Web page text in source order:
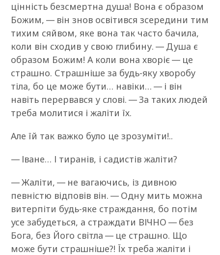
цінність безсмертна душа! Вона є образом
Божим, — він знов освітився зсередини тим
тихим сяйвом, яке вона так часто бачила,
коли він сходив у свою глибину. — Душа є
образом Божим! А коли вона хворіє — це
страшно. Страшніше за будь-яку хворобу
тіла, бо це може бути… навіки… — і він
навіть перервався у слові. — За таких людей
треба молитися і жаліти їх.
Але їй так важко було це зрозуміти!..
— Іване… І тиранів, і садистів жаліти?
— Жаліти, — не вагаючись, із дивною
певністю відповів він. — Одну мить можна
витерпіти будь-яке страждання, бо потім
усе забудеться, а страждати ВІЧНО — без
Бога, без Його світла — це страшно. Що
може бути страшніше?! Їх треба жаліти і